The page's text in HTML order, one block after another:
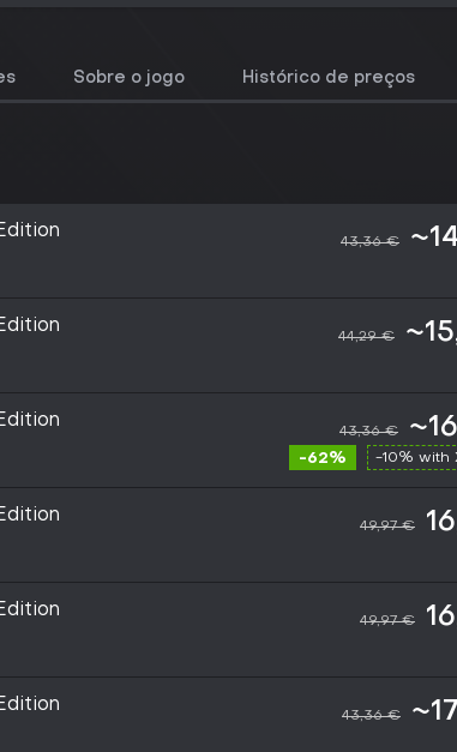
Sobre o jogo Histórico de preços
43,36 €
44,29 €
43,36 €
-62% -10% with
49,97 €
49,97 €
43,36 €